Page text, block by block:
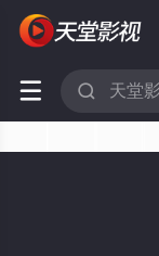
 